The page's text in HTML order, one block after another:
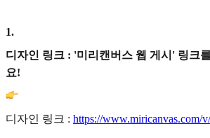
1.
디자인 링크 : '미리캔버스 웹 게시' 링크
요!
디자인 링크 : https://www.miricanvas.com/